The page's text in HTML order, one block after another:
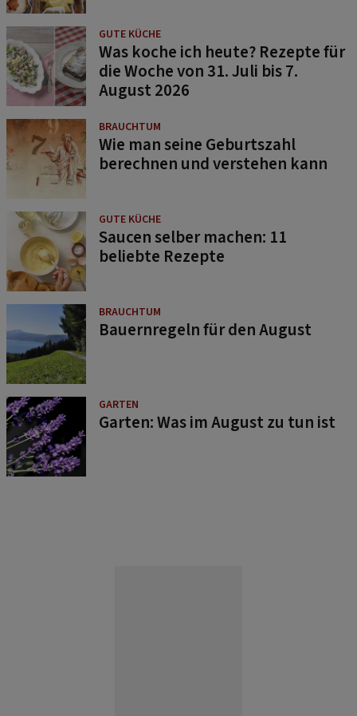
GUTE KÜCHE
Was koche ich heute? Rezepte für
die Woche von 31. Juli bis 7.
August 2026
BRAUCHTUM
Wie man seine Geburtszahl
berechnen und verstehen kann
GUTE KÜCHE
Saucen selber machen: 11
beliebte Rezepte
BRAUCHTUM
Bauernregeln für den August
GARTEN
Garten: Was im August zu tun ist